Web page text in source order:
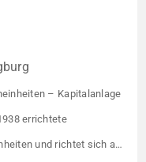
– Kapitalanlage
errichtete
und richtet sich an